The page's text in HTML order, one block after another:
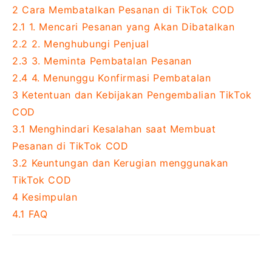
2 Cara Membatalkan Pesanan di TikTok COD
2.1 1. Mencari Pesanan yang Akan Dibatalkan
2.2 2. Menghubungi Penjual
2.3 3. Meminta Pembatalan Pesanan
2.4 4. Menunggu Konfirmasi Pembatalan
3 Ketentuan dan Kebijakan Pengembalian TikTok
COD
3.1 Menghindari Kesalahan saat Membuat
Pesanan di TikTok COD
3.2 Keuntungan dan Kerugian menggunakan
TikTok COD
4 Kesimpulan
4.1 FAQ